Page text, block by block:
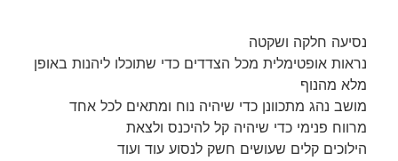
נסיעה חלקה ושקטה
נראות אופטימלית מכל הצדדים כדי שתוכלו ליהנות באופן
מלא מהנוף
מושב נהג מתכוונן כדי שיהיה נוח ומתאים לכל אחד
מרווח פנימי כדי שיהיה קל להיכנס ולצאת
הילוכים קלים שעושים חשק לנסוע עוד ועוד